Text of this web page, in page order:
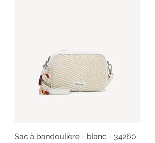
Sac à bandoulière - blanc - 34260